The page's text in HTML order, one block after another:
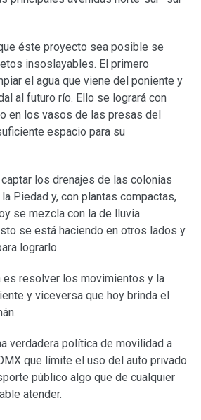
éste proyecto sea posible se
insoslayables. El primero
el agua que viene del poniente y
al futuro río. Ello se logrará con
en los vasos de las presas del
espacio para su
los drenajes de las colonias
Piedad y, con plantas compactas,
se mezcla con la de lluvia
se está haciendo en otros lados y
lograrlo.
es resolver los movimientos y la
y viceversa que hoy brinda el
verdadera política de movilidad a
que límite el uso del auto privado
público algo que de cualquier
atender.